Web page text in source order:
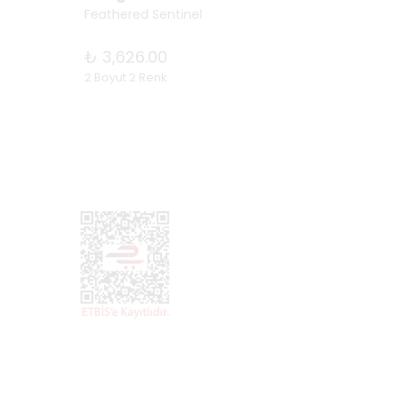
Feathered Sentinel
₺ 3,626.00
2 Boyut 2 Renk